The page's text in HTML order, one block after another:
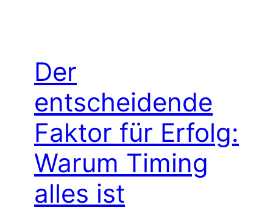
Der
entscheidende
Faktor für Erfolg:
Warum Timing
alles ist